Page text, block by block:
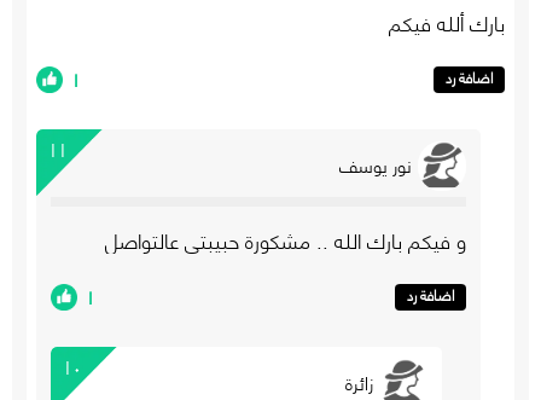
بارك ألله فيكم
اضافة رد ١
١١ نور يوسف
و فيكم بارك الله .. مشكورة حبيبتي عالتواصل
اضافة رد ١
١٠ زائرة